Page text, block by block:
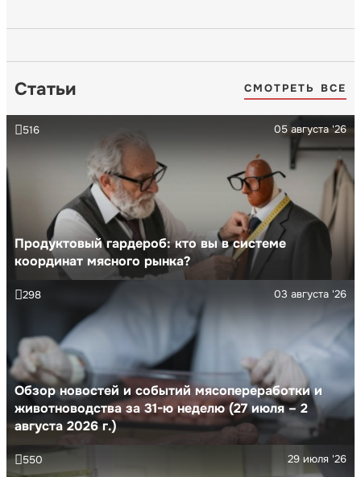
Статьи СМОТРЕТЬ ВСЕ
Продуктовый гардероб: кто вы в системе
координат мясного рынка?
05 августа '26
516
Обзор новостей и событий мясопереработки и
животноводства за 31-ю неделю (27 июля – 2
августа 2026 г.)
03 августа '26
298
29 июля '26
550